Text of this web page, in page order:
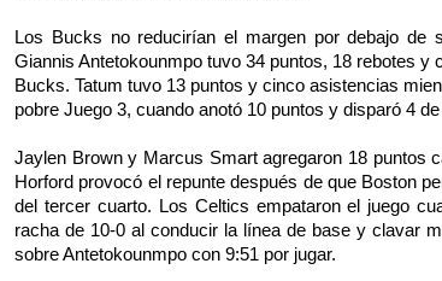
Los Bucks no reduci­rían el margen por debajo de
Giannis Antetokoun­mpo tuvo 34 puntos, 18 rebotes y
Bucks. Tatum tuvo 13 puntos y cinco asistencias
pobre Juego 3, cuando anotó 10 puntos y disparó 4 de
Jaylen Brown y Marcus Smart agregaron 18 puntos
Horford provocó el repunte después de que Bos­ton
del tercer cuarto. Los Celtics empataron el juego
racha de 10-0 al conducir la línea de base y clavar
sobre Antetokoun­mpo con 9:51 por jugar.